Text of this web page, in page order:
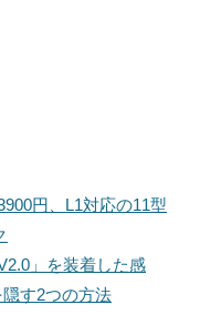
円、L1対応の11型
」を装着した感
す2つの方法